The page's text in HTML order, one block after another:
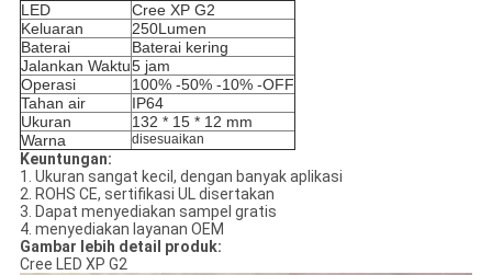
LED
Cree XP G2
Keluaran
250Lumen
Baterai
Baterai kering
Jalankan Waktu5 jam
Operasi
100% -50% -10% -OFF
Tahan air
IP64
Ukuran
132 * 15 * 12 mm
Warna
disesuaikan
Keuntungan:
1. Ukuran sangat kecil, dengan banyak aplikasi
2. ROHS CE, sertifikasi UL disertakan
3. Dapat menyediakan sampel gratis
4. menyediakan layanan OEM
Gambar lebih detail produk:
Cree LED XP G2